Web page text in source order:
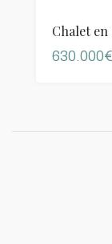
Chalet en
630.000€